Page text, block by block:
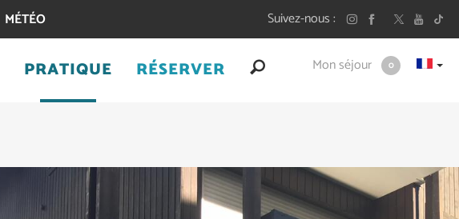
MÉTÉO Suivez-nous
PRATIQUE RÉSERVER Mon séjour 0